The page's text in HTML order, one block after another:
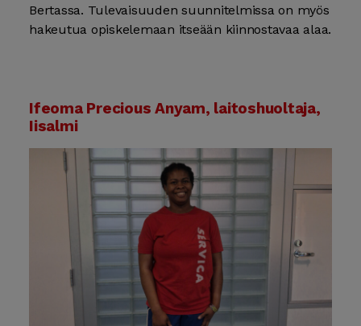
Bertassa. Tulevaisuuden suunnitelmissa on myös
hakeutua opiskelemaan itseään kiinnostavaa alaa.
Ifeoma Precious Anyam, laitoshuoltaja,
Iisalmi